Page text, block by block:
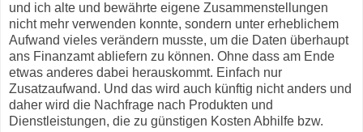
und ich alte und bewährte eigene Zusammenstellungen
nicht mehr verwenden konnte, sondern unter erheblichem
Aufwand vieles verändern musste, um die Daten überhaupt
ans Finanzamt abliefern zu können. Ohne dass am Ende
etwas anderes dabei herauskommt. Einfach nur
Zusatzaufwand. Und das wird auch künftig nicht anders und
daher wird die Nachfrage nach Produkten und
Dienstleistungen, die zu günstigen Kosten Abhilfe bzw.